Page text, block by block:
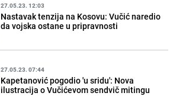
27.05.23. 12:03
Nastavak tenzija na Kosovu: Vučić naredio
da vojska ostane u pripravnosti
27.05.23. 07:44
Kapetanović pogodio 'u sridu': Nova
ilustracija o Vučićevom sendvič mitingu